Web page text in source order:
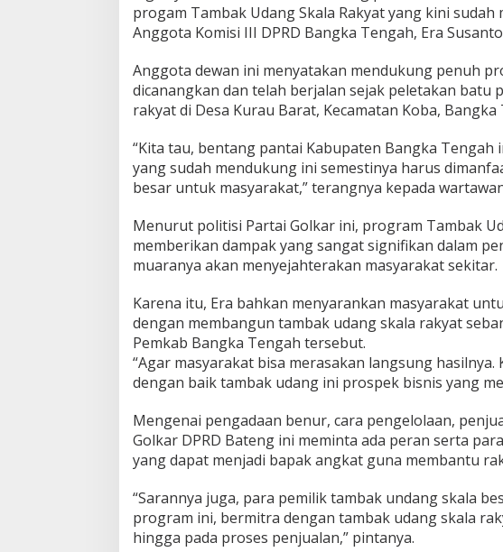
B
a
g
a
T
n
g
h
o
a
l
o
g
r
a
m
T
m
b
a
k
d
a
n
progam Tambak Udang Skala Rakyat yang kini
Anggota Komisi III DPRD Bangka Tengah, Era
Anggota dewan ini menyatakan mendukung penuh
dicanangkan dan telah berjalan sejak peletakan batu
rakyat di Desa Kurau Barat, Kecamatan Koba,
“Kita tau, bentang pantai Kabupaten Bangka
yang sudah mendukung ini semestinya harus
besar untuk masyarakat,” terangnya kepada
Menurut politisi Partai Golkar ini, program Tambak
memberikan dampak yang sangat signifikan dalam
muaranya akan menyejahterakan masyarakat sekitar.
Karena itu, Era bahkan menyarankan masyarakat
dengan membangun tambak udang skala rakyat
Pemkab Bangka Tengah tersebut.
“Agar masyarakat bisa merasakan langsung
dengan baik tambak udang ini prospek bisnis yang
Mengenai pengadaan benur, cara pengelolaan,
Golkar DPRD Bateng ini meminta ada peran serta
yang dapat menjadi bapak angkat guna membantu
“Sarannya juga, para pemilik tambak undang skala
program ini, bermitra dengan tambak udang skala
hingga pada proses penjualan,” pintanya.